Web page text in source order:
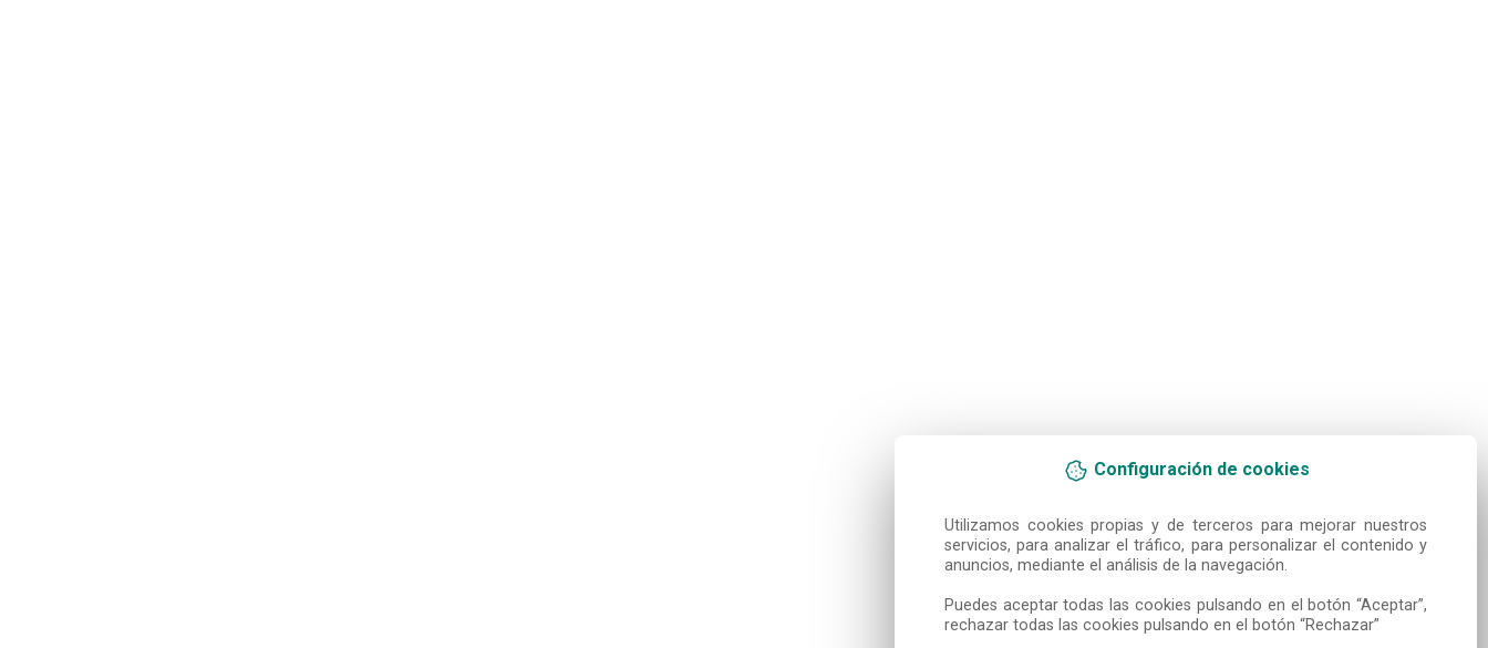
Configuración de cookies
Utilizamos cookies propias y de terceros para mejorar nuestros
servicios, para analizar el tráfico, para personalizar el contenido y
anuncios, mediante el análisis de la navegación.
Puedes aceptar todas las cookies pulsando en el botón “Aceptar”,
rechazar todas las cookies pulsando en el botón “Rechazar”